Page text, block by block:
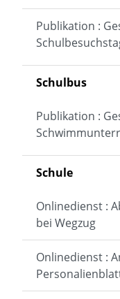
Publikation :
Schulbus
Publikation :
Schule
Onlinedienst :
bei Wegzug
Onlinedienst :